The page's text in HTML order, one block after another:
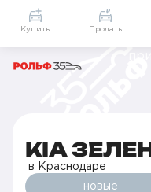
Приложение
Мой РОЛЬФ
KIA
в Краснодаре
новые
Купить Продать